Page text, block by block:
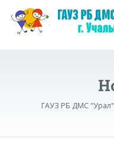
ГАУЗ РБ ДМС "Урал"